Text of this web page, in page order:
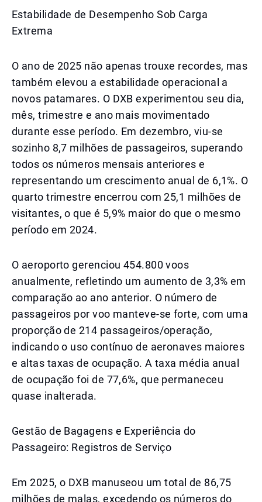
Estabilidade de Desempenho Sob Carga
Extrema
O ano de 2025 não apenas trouxe recordes, mas
também elevou a estabilidade operacional a
novos patamares. O DXB experimentou seu dia,
mês, trimestre e ano mais movimentado
durante esse período. Em dezembro, viu-se
sozinho 8,7 milhões de passageiros, superando
todos os números mensais anteriores e
representando um crescimento anual de 6,1%. O
quarto trimestre encerrou com 25,1 milhões de
visitantes, o que é 5,9% maior do que o mesmo
período em 2024.
O aeroporto gerenciou 454.800 voos
anualmente, refletindo um aumento de 3,3% em
comparação ao ano anterior. O número de
passageiros por voo manteve-se forte, com uma
proporção de 214 passageiros/operação,
indicando o uso contínuo de aeronaves maiores
e altas taxas de ocupação. A taxa média anual
de ocupação foi de 77,6%, que permaneceu
quase inalterada.
Gestão de Bagagens e Experiência do
Passageiro: Registros de Serviço
Em 2025, o DXB manuseou um total de 86,75
milhões de malas, excedendo os números do